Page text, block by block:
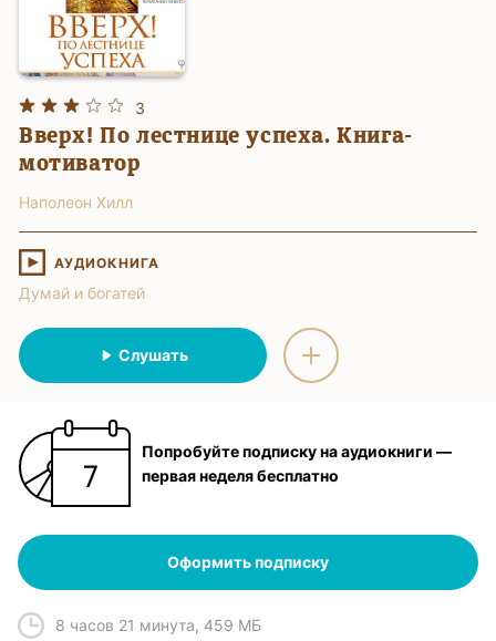
3
Вверх! По лестнице успеха. Книга-
мотиватор
Наполеон Хилл
АУДИОКНИГА
Думай и богатей
Слушать
Попробуйте подписку на аудиокниги —
первая неделя бесплатно
Оформить подписку
8 часов 21 минута, 459 МБ